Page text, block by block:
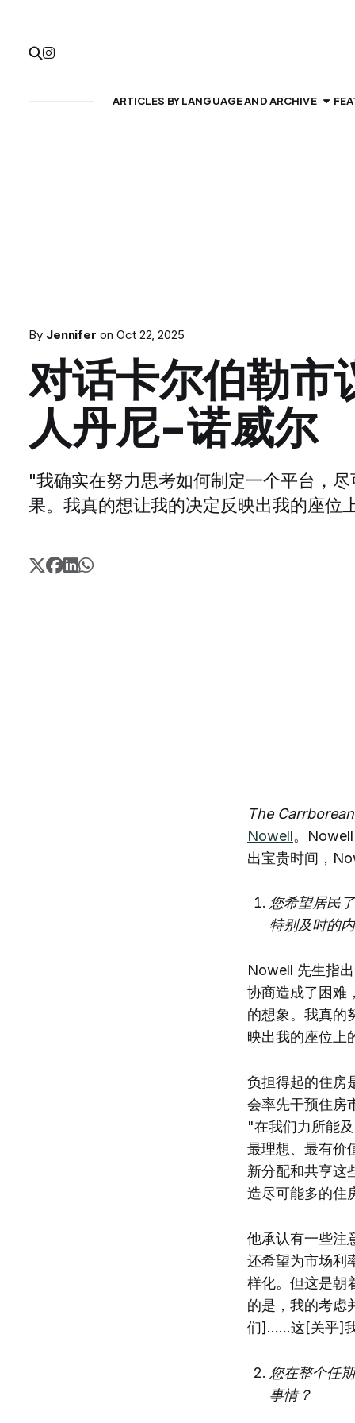
ARTICLES BY LANGUAGE AND ARCHIVE
By Jennifer on Oct 22, 2025
对话卡尔伯勒市
人丹尼-诺威尔
"我确实在努力思考如何制定一个平台，
果。我真的想让我的决定反映出我的座位
The Carrborean
Nowell。
出宝贵时间，
您希望居民
特别及时的
Nowell 先生指
协商造成了困难
的想象。我真的
映出我的座位上
负担得起的住房
会率先干预住房
"在我们力所能
最理想、最有价
新分配和共享这
造尽可能多的住
他承认有一些注
还希望为市场利
样化。但这是朝
的是，我的考虑
们]......这[关乎]
您在整个任
事情？